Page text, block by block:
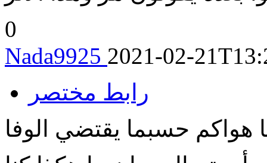
0
Nada9925 2021-02-
رابط مختصر
هواكم حسبما يقتضي الوفا